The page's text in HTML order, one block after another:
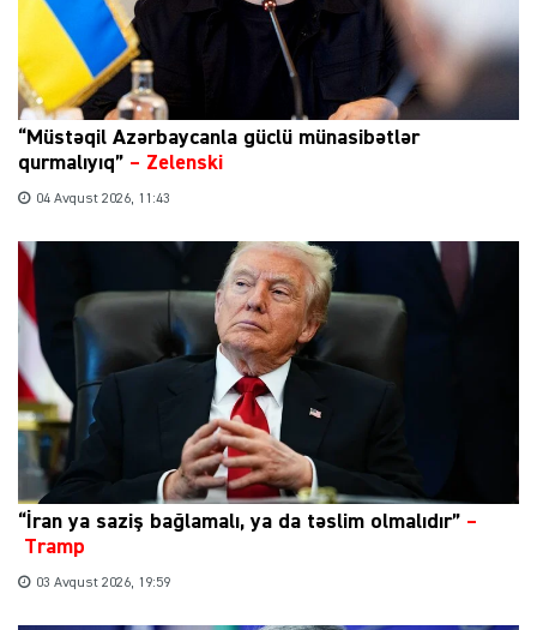
“Müstəqil Azərbaycanla güclü münasibətlər
qurmalıyıq” – Zelenski
04 Avqust 2026, 11:43
“İran ya saziş bağlamalı, ya da təslim olmalıdır” –
Tramp
03 Avqust 2026, 19:59